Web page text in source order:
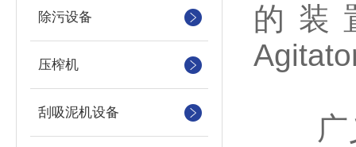
除污设备
压榨机
刮吸泥机设备
的装
广义